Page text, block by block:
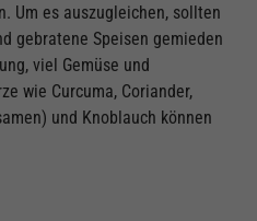
Um es auszugleichen, sollten
gebratene Speisen gemieden
viel Gemüse und
wie Curcuma, Coriander,
und Knoblauch können